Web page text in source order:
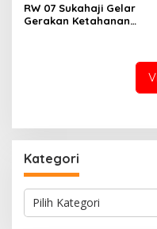
RW 07 Sukahaji Gelar
Gerakan Ketahanan
Kategori
K